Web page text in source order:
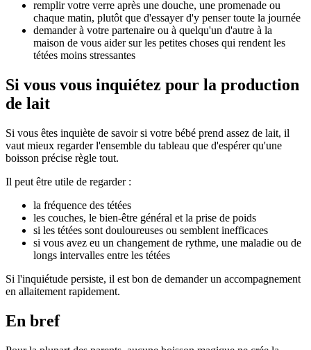
remplir votre verre après une douche, une promenade ou
chaque matin, plutôt que d'essayer d'y penser toute la journée
demander à votre partenaire ou à quelqu'un d'autre à la
maison de vous aider sur les petites choses qui rendent les
tétées moins stressantes
Si vous vous inquiétez pour la production
de lait
Si vous êtes inquiète de savoir si votre bébé prend assez de lait, il
vaut mieux regarder l'ensemble du tableau que d'espérer qu'une
boisson précise règle tout.
Il peut être utile de regarder :
la fréquence des tétées
les couches, le bien-être général et la prise de poids
si les tétées sont douloureuses ou semblent inefficaces
si vous avez eu un changement de rythme, une maladie ou de
longs intervalles entre les tétées
Si l'inquiétude persiste, il est bon de demander un accompagnement
en allaitement rapidement.
En bref